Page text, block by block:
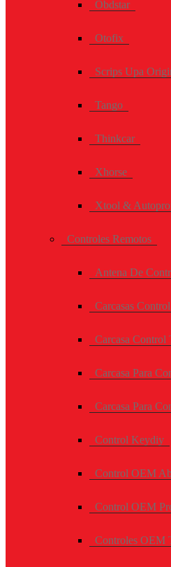
Obdstar
Otofix
Scrips Upa
Tango
Thinkcar
Xhorse
Xtool &
Controles Remotos
Antena De
Carcasas
Carcasa Control
Carcasa Para
Carcasa Para
Control Keydiy
Control OEM
Control OEM
Controles OEM